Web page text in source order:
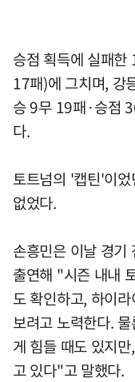
승점 획득에 실패
17패)에 그치며, 강
승 9무 19패·승점
다.
토트넘의 '캡틴'이
없었다.
손흥민은 이날 경기
출연해 "시즌 내내
도 확인하고, 하이
보려고 노력한다.
게 힘들 때도 있지
고 있다"고 말했다.